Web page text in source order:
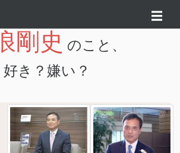
☰
剛史 のこと、
好き？嫌い？